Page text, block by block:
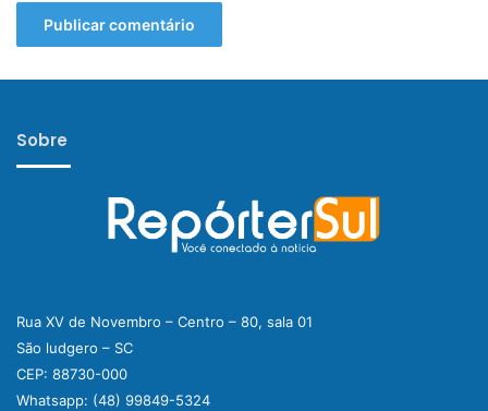
Sobre
Rua XV de Novembro – Centro – 80, sala 01
São ludgero – SC
CEP: 88730-000
Whatsapp: (48) 99849-5324